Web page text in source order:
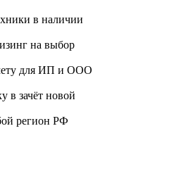
в наличии
на выбор
для ИП и ООО
в зачёт новой
регион РФ